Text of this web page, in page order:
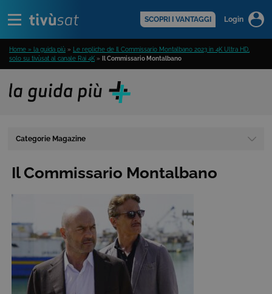
SCOPRI I VANTAGGI Login
Home » la guida più »
Le repliche de Il Commissario Montalbano 2023 in 4K Ultra HD,
solo su tivùsat al canale Rai 4K » Il Commissario Montalbano
Categorie Magazine
Il Commissario Montalbano